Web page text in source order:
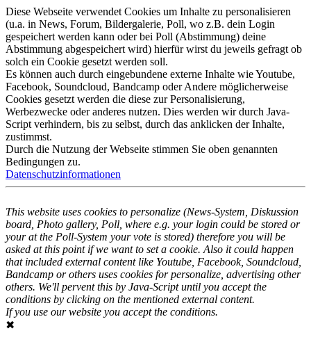
Diese Webseite verwendet Cookies um Inhalte zu personalisieren
(u.a. in News, Forum, Bildergalerie, Poll, wo z.B. dein Login
gespeichert werden kann oder bei Poll (Abstimmung) deine
Abstimmung abgespeichert wird) hierfür wirst du jeweils gefragt ob
solch ein Cookie gesetzt werden soll.
Es können auch durch eingebundene externe Inhalte wie Youtube,
Facebook, Soundcloud, Bandcamp oder Andere möglicherweise
Cookies gesetzt werden die diese zur Personalisierung,
Werbezwecke oder anderes nutzen. Dies werden wir durch Java-
Script verhindern, bis zu selbst, durch das anklicken der Inhalte,
zustimmst.
Durch die Nutzung der Webseite stimmen Sie oben genannten
Bedingungen zu.
Datenschutzinformationen
This website uses cookies to personalize (News-System, Diskussion
board, Photo gallery, Poll, where e.g. your login could be stored or
your at the Poll-System your vote is stored) therefore you will be
asked at this point if we want to set a cookie. Also it could happen
that included external content like Youtube, Facebook, Soundcloud,
Bandcamp or others uses cookies for personalize, advertising other
others. We'll pervent this by Java-Script until you accept the
conditions by clicking on the mentioned external content.
If you use our website you accept the conditions.
✖